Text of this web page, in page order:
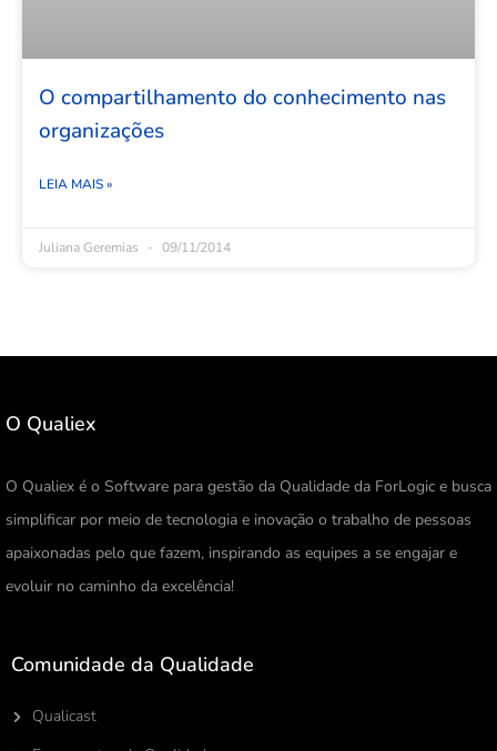
O compartilhamento do conhecimento nas
organizações
LEIA MAIS »
Juliana Geremias 09/11/2014
O Qualiex
O Qualiex é o Software para gestão da Qualidade da ForLogic e busca
simplificar por meio de tecnologia e inovação o trabalho de pessoas
apaixonadas pelo que fazem, inspirando as equipes a se engajar e
evoluir no caminho da excelência!
Comunidade da Qualidade
Qualicast